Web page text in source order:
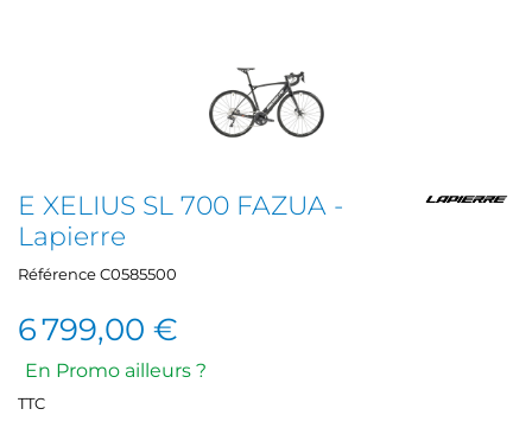
E XELIUS SL 700 FAZUA -
Lapierre
RéférenceC0585500
6 799,00 €
En Promo ailleurs ?
TTC